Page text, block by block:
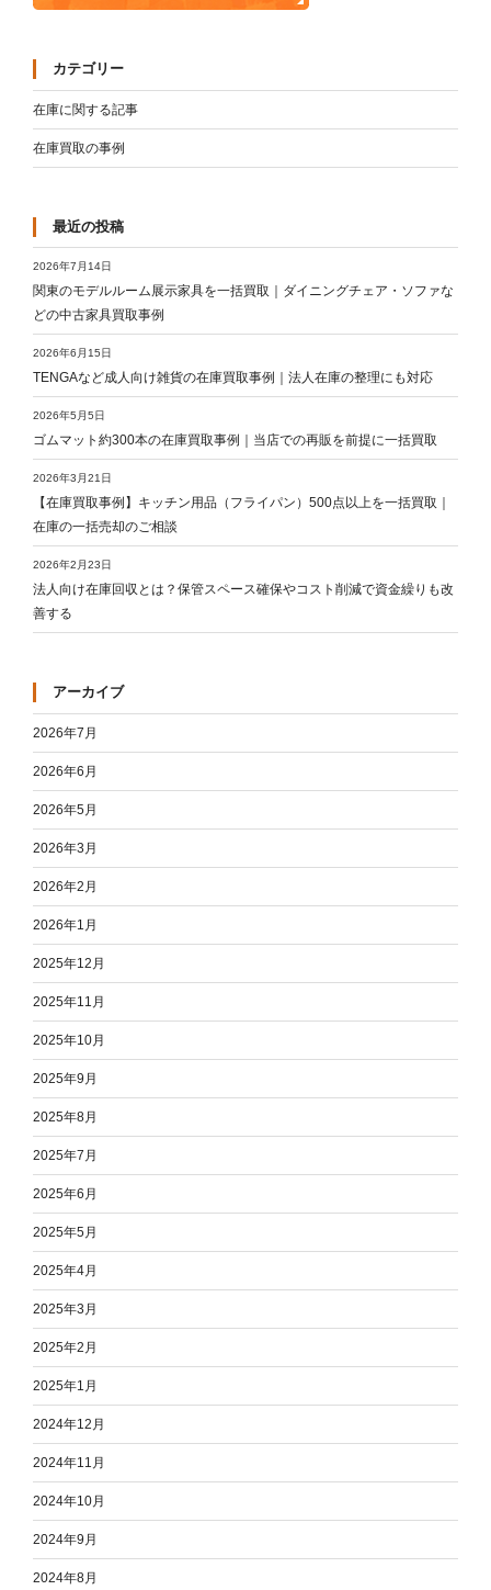
カテゴリー
在庫に関する記事
在庫買取の事例
最近の投稿
関東のモデルルーム展示家具を一括買取｜ダイニングチェア・ソファな
どの中古家具買取事例
2026年7月14日
TENGAなど成人向け雑貨の在庫買取事例｜法人在庫の整理にも対応
2026年6月15日
ゴムマット約300本の在庫買取事例｜当店での再販を前提に一括買取
2026年5月5日
【在庫買取事例】キッチン用品（フライパン）500点以上を一括買取｜
在庫の一括売却のご相談
2026年3月21日
法人向け在庫回収とは？保管スペース確保やコスト削減で資金繰りも改
善する
2026年2月23日
アーカイブ
2026年7月
2026年6月
2026年5月
2026年3月
2026年2月
2026年1月
2025年12月
2025年11月
2025年10月
2025年9月
2025年8月
2025年7月
2025年6月
2025年5月
2025年4月
2025年3月
2025年2月
2025年1月
2024年12月
2024年11月
2024年10月
2024年9月
2024年8月